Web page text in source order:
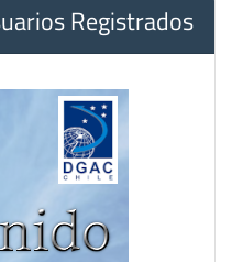
Registrados